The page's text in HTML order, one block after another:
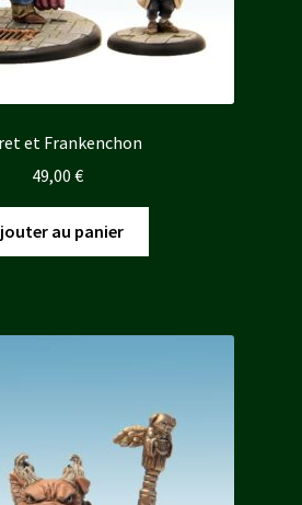
et Frankenchon
49,00 €
au panier